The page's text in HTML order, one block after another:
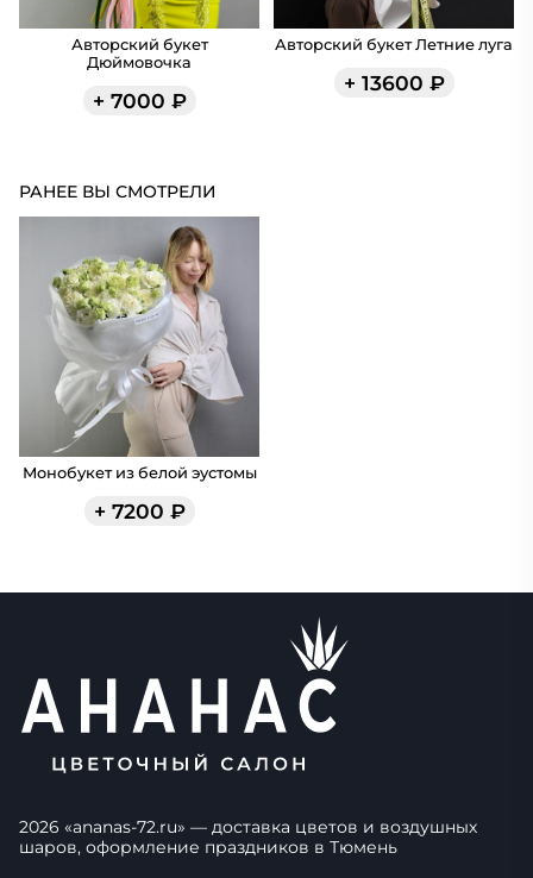
Авторский букет
Дюймовочка
+ 7000 ₽
Авторский букет Летние луга
+ 13600 ₽
РАНЕЕ ВЫ СМОТРЕЛИ
Монобукет из белой эустомы
+ 7200 ₽
2026 «ananas-72.ru» — доставка цветов и воздушных
шаров, оформление праздников в Тюмень